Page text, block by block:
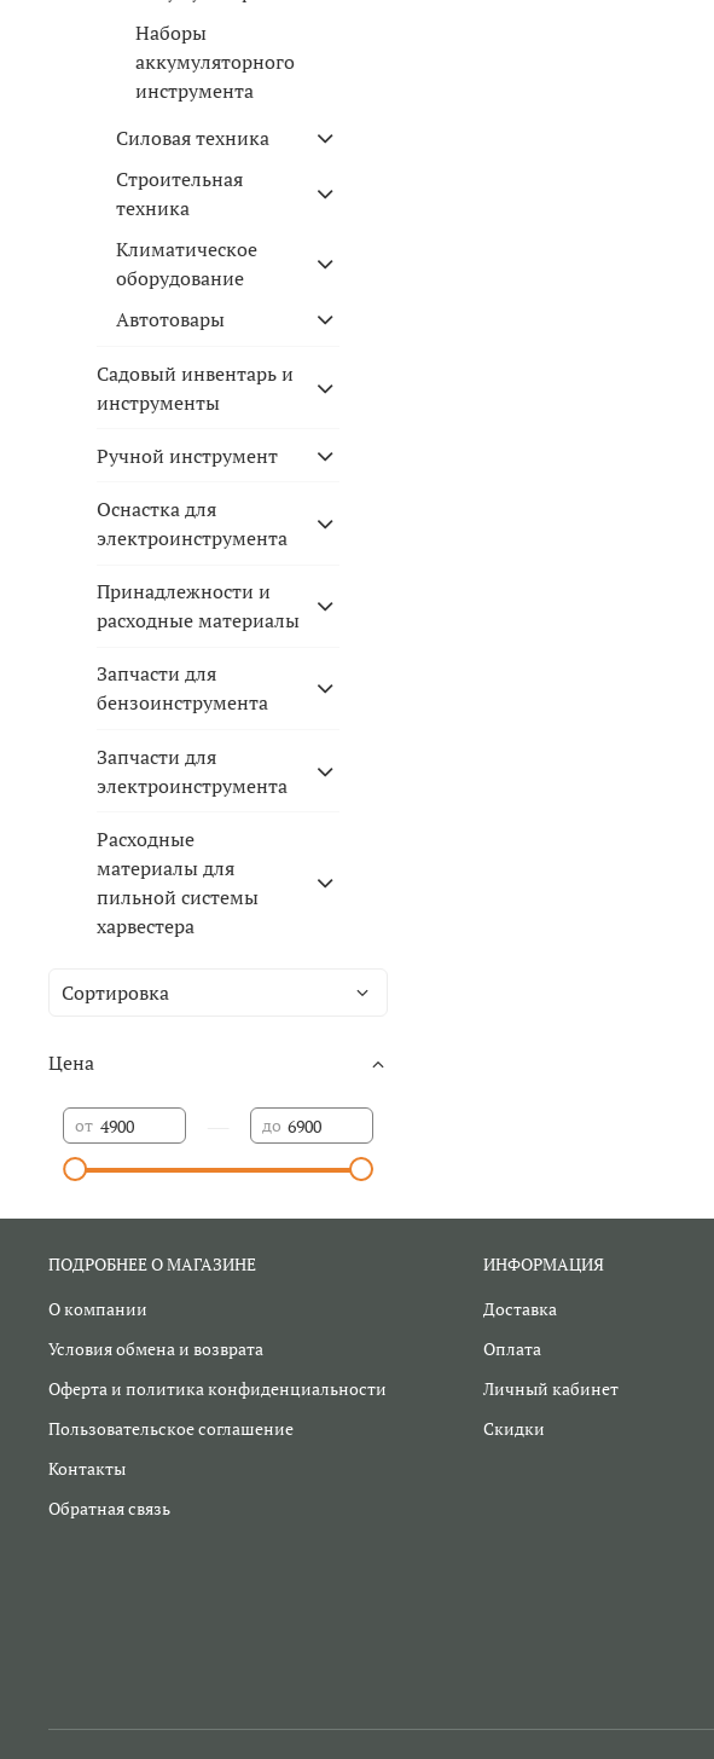
Наборы
аккумуляторного
инструмента
Силовая техника
Строительная
техника
Климатическое
оборудование
Автотовары
Садовый инвентарь и
инструменты
Ручной инструмент
Оснастка для
электроинструмента
Принадлежности и
расходные материалы
Запчасти для
бензоинструмента
Запчасти для
электроинструмента
Расходные
материалы для
пильной системы
харвестера
Цена
от до
ПОДРОБНЕЕ О МАГАЗИНЕ
О компании
Условия обмена и возврата
Оферта и политика конфиденциальности
Пользовательское соглашение
Контакты
Обратная связь
ИНФОРМАЦИЯ
Доставка
Оплата
Личный кабинет
Скидки